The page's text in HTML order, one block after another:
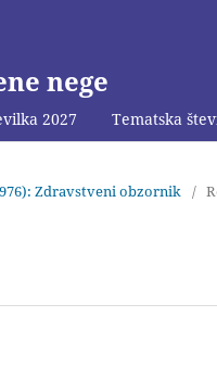
nege
2027 Tematska
Zdravstveni obzornik /